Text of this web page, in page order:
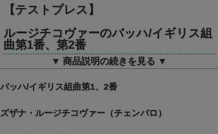
【テストプレス】
ルージチコヴァーのバッハ/イギリス組
曲第1番、第2番
独ETERNA 827457 STEREO
▼ 商品説明の続きを見る ▼
バッハ/イギリス組曲第1、2番
ズザナ・ルージチコヴァー（チェンバロ）